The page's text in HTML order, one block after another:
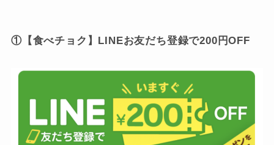
①【食べチョク】LINEお友だち登録で200円OFF